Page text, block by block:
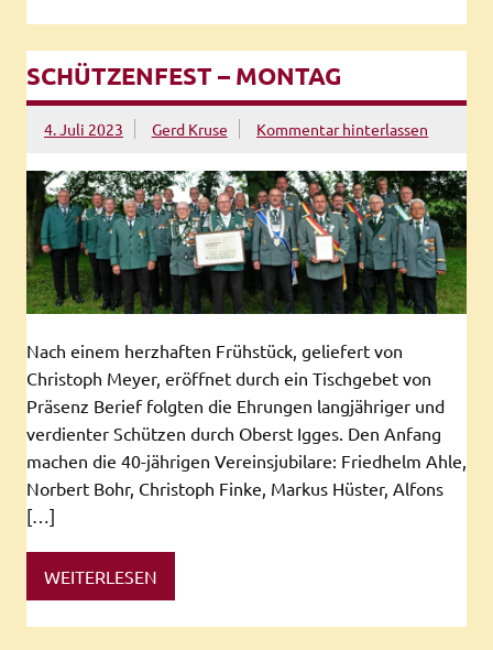
SCHÜTZENFEST – MONTAG
4. Juli 2023 Gerd Kruse Kommentar hinterlassen
Nach einem herzhaften Frühstück, geliefert von
Christoph Meyer, eröffnet durch ein Tischgebet von
Präsenz Berief folgten die Ehrungen langjähriger und
verdienter Schützen durch Oberst Igges. Den Anfang
machen die 40-jährigen Vereinsjubilare: Friedhelm Ahle,
Norbert Bohr, Christoph Finke, Markus Hüster, Alfons
[…]
WEITERLESEN